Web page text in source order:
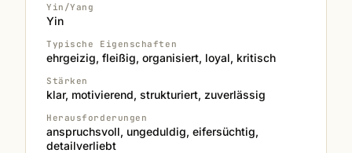
Yin/Yang
Yin
Typische Eigenschaften
ehrgeizig, fleißig, organisiert, loyal, kritisch
Stärken
klar, motivierend, strukturiert, zuverlässig
Herausforderungen
anspruchsvoll, ungeduldig, eifersüchtig,
detailverliebt